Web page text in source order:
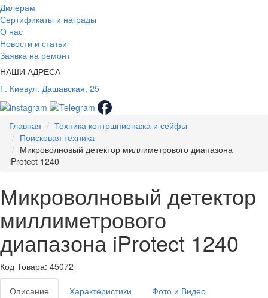
Дилерам
Сертификаты и награды
О нас
Новости и статьи
Заявка на ремонт
НАШИ АДРЕСА
Г. Киевул. Дашавская, 25
Главная
Техника контршпионажа и сейфы
Поисковая техника
Микроволновый детектор миллиметрового диапазона
iProtect 1240
Микроволновый детектор
миллиметрового
диапазона iProtect 1240
Код Товара: 45072
Описание Характеристики Фото и Видео